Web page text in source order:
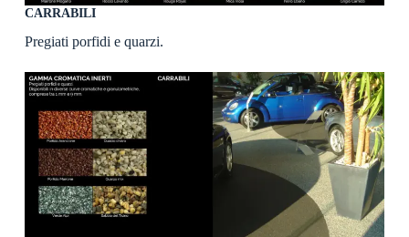
CARRABILI
Pregiati porfidi e quarzi.